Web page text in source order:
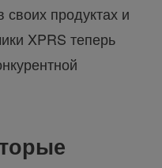
продуктах и
XPRS теперь